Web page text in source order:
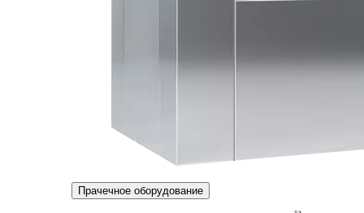
Прачечное оборудование